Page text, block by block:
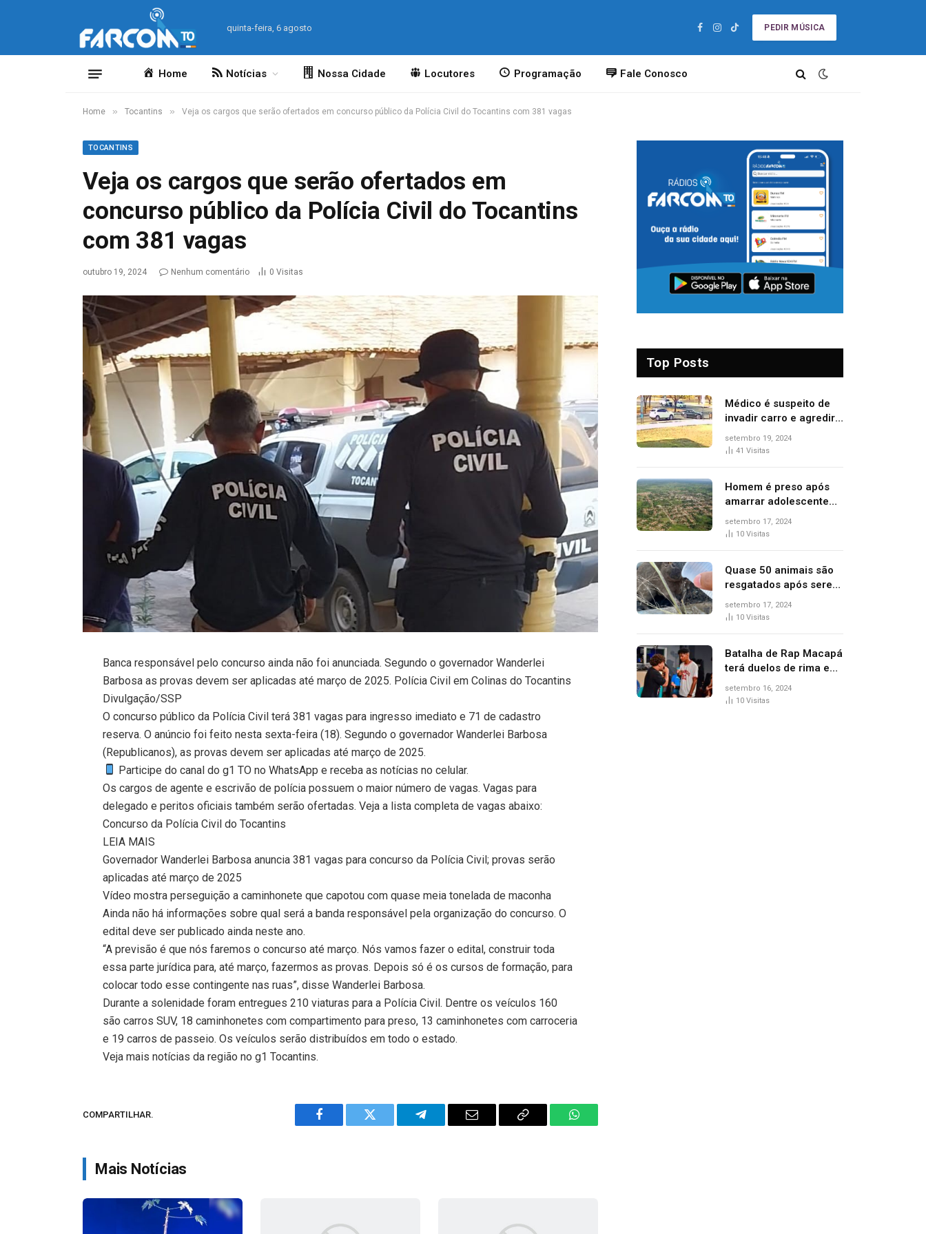
quinta-feira, 6 agosto
Facebook
Instagram
TikTok
PEDIR MÚSICA
Home Notícias Nossa Cidade Locutores Programação Fale Conosco
Home » Tocantins » Veja os cargos que serão ofertados em concurso público da Polícia Civil do Tocantins com 381 vagas
TOCANTINS
Veja os cargos que serão ofertados em
concurso público da Polícia Civil do Tocantins
com 381 vagas
outubro 19, 2024 Nenhum comentário 0 Visitas
Banca responsável pelo concurso ainda não foi anunciada. Segundo o governador Wanderlei
Barbosa as provas devem ser aplicadas até março de 2025. Polícia Civil em Colinas do Tocantins
Divulgação/SSP
O concurso público da Polícia Civil terá 381 vagas para ingresso imediato e 71 de cadastro
reserva. O anúncio foi feito nesta sexta-feira (18). Segundo o governador Wanderlei Barbosa
(Republicanos), as provas devem ser aplicadas até março de 2025.
Participe do canal do g1 TO no WhatsApp e receba as notícias no celular.
Os cargos de agente e escrivão de polícia possuem o maior número de vagas. Vagas para
delegado e peritos oficiais também serão ofertadas. Veja a lista completa de vagas abaixo:
Concurso da Polícia Civil do Tocantins
LEIA MAIS
Governador Wanderlei Barbosa anuncia 381 vagas para concurso da Polícia Civil; provas serão
aplicadas até março de 2025
Vídeo mostra perseguição a caminhonete que capotou com quase meia tonelada de maconha
Ainda não há informações sobre qual será a banda responsável pela organização do concurso. O
edital deve ser publicado ainda neste ano.
“A previsão é que nós faremos o concurso até março. Nós vamos fazer o edital, construir toda
essa parte jurídica para, até março, fazermos as provas. Depois só é os cursos de formação, para
colocar todo esse contingente nas ruas”, disse Wanderlei Barbosa.
Durante a solenidade foram entregues 210 viaturas para a Polícia Civil. Dentre os veículos 160
são carros SUV, 18 caminhonetes com compartimento para preso, 13 caminhonetes com carroceria
e 19 carros de passeio. Os veículos serão distribuídos em todo o estado.
Veja mais notícias da região no g1 Tocantins.
COMPARTILHAR.
Facebook Twitter Telegram Email
Copy
WhatsApp
Mais Notícias
Top Posts
Médico é suspeito de
invadir carro e agredir
delegado aposentado
durante confusão no
setembro 19, 2024
41 Visitas
Homem é preso após
amarrar adolescente
suspeito de furto em
estaca de cerca e
setembro 17, 2024
10 Visitas
Quase 50 animais são
resgatados após serem
vítimas de incêndios
florestais no Tocantins
setembro 17, 2024
10 Visitas
Batalha de Rap Macapá
terá duelos de rima e
venda de comidas
típicas no Mercado
setembro 16, 2024
10 Visitas